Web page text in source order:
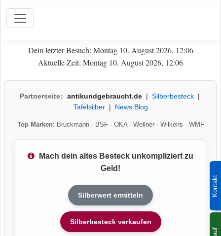
Kontakt
Dein letzter Besuch: Montag 10. August 2026, 12:06
Aktuelle Zeit: Montag 10. August 2026, 12:06
Partnerseite: antikundgebraucht.de| Silberbesteck|
Tafelsilber| News Blog
Top Marken: Bruckmann· BSF· OKA· Wellner· Wilkens · WMF
Mach dein altes Besteck unkompliziert zu
Geld!
Silberwert ermitteln
Silberbesteck verkaufen